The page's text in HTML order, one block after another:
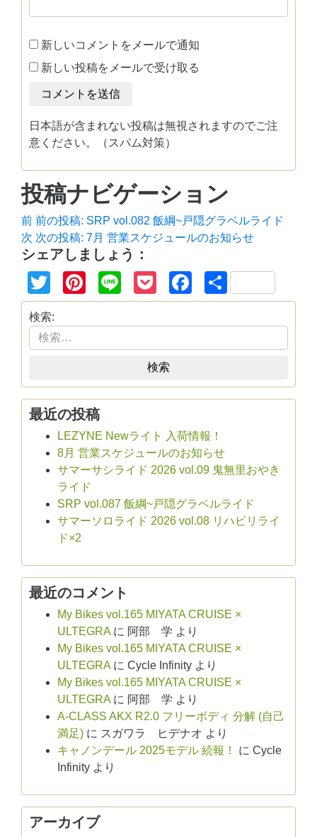
新しいコメントをメールで通知
新しい投稿をメールで受け取る
日本語が含まれない投稿は無視されますのでご注
意ください。（スパム対策）
投稿ナビゲーション
前 前の投稿: SRP vol.082 飯綱~戸隠グラベルライド
次 次の投稿: 7月 営業スケジュールのお知らせ
シェアしましょう：
TwitterPinterest
Line PocketFacebook
共
有
検索:
検索
最近の投稿
LEZYNE Newライト 入荷情報！
8月 営業スケジュールのお知らせ
サマーサシライド 2026 vol.09 鬼無里おやき
ライド
SRP vol.087 飯綱~戸隠グラベルライド
サマーソロライド 2026 vol.08 リハビリライ
ド×2
最近のコメント
My Bikes vol.165 MIYATA CRUISE ×
ULTEGRA に 阿部 学 より
My Bikes vol.165 MIYATA CRUISE ×
ULTEGRA に Cycle Infinity より
My Bikes vol.165 MIYATA CRUISE ×
ULTEGRA に 阿部 学 より
A-CLASS AKX R2.0 フリーボディ 分解 (自己
満足) に スガワラ ヒデナオ より
キャノンデール 2025モデル 続報！
に Cycle
Infinity より
アーカイブ